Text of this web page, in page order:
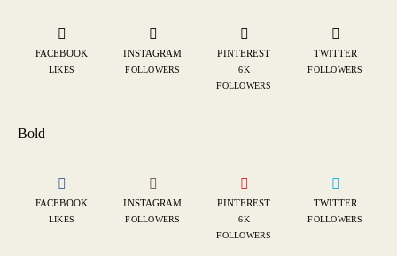
FACEBOOK
LIKES
INSTAGRAM
FOLLOWERS
PINTEREST
6K
FOLLOWERS
TWITTER
FOLLOWERS
Bold
FACEBOOK
LIKES
INSTAGRAM
FOLLOWERS
PINTEREST
6K
FOLLOWERS
TWITTER
FOLLOWERS